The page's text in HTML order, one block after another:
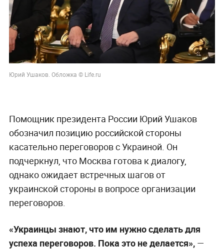
Юрий Ушаков. Обложка © Life.ru
Помощник президента России Юрий Ушаков
обозначил позицию российской стороны
касательно переговоров с Украиной. Он
подчеркнул, что Москва готова к диалогу,
однако ожидает встречных шагов от
украинской стороны в вопросе организации
переговоров.
«Украинцы знают, что им нужно сделать для
успеха переговоров. Пока это не делается»,—